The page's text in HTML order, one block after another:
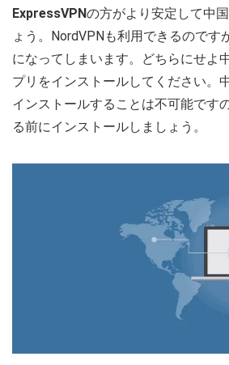
ExpressVPNの方がより安定して中
ょう。NordVPNも利用できるのです
になってしまいます。どちらにせよ
プリをインストールしてください。
インストールすることは不可能です
る前にインストールしましょう。